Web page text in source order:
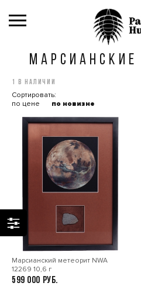
1 в наличии
Сортировать:
по цене
по новизне
Марсианский метеорит NWA
12269 10,6 г
599 000